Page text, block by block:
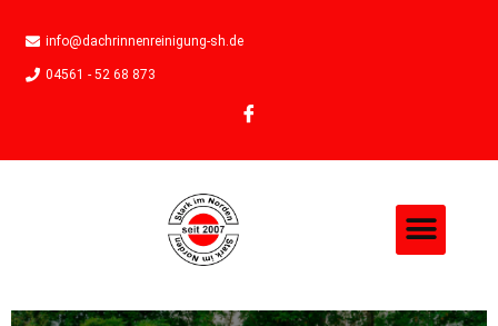
info@dachrinnenreinigung-sh.de
04561 - 52 68 873